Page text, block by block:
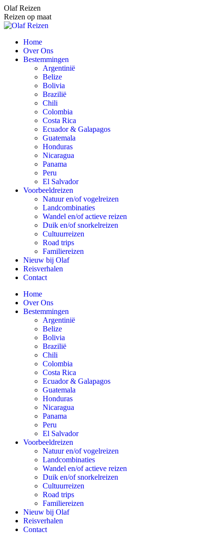
Spring
naar
content
Olaf Reizen
Reizen op maat
Home
Over Ons
Bestemmingen
Argentinië
Belize
Bolivia
Brazilië
Chili
Colombia
Costa Rica
Ecuador & Galapagos
Guatemala
Honduras
Nicaragua
Panama
Peru
El Salvador
Voorbeeldreizen
Natuur en/of vogelreizen
Landcombinaties
Wandel en/of actieve reizen
Duik en/of snorkelreizen
Cultuurreizen
Road trips
Familiereizen
Nieuw bij Olaf
Reisverhalen
Contact
Home
Over Ons
Bestemmingen
Argentinië
Belize
Bolivia
Brazilië
Chili
Colombia
Costa Rica
Ecuador & Galapagos
Guatemala
Honduras
Nicaragua
Panama
Peru
El Salvador
Voorbeeldreizen
Natuur en/of vogelreizen
Landcombinaties
Wandel en/of actieve reizen
Duik en/of snorkelreizen
Cultuurreizen
Road trips
Familiereizen
Nieuw bij Olaf
Reisverhalen
Contact